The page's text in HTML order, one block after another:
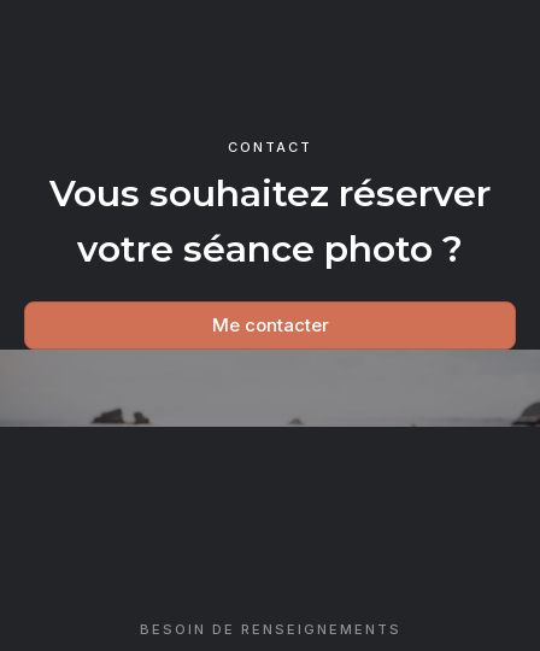
CONTACT
Vous souhaitez réserver
votre séance photo ?
Me contacter
BESOIN DE RENSEIGNEMENTS